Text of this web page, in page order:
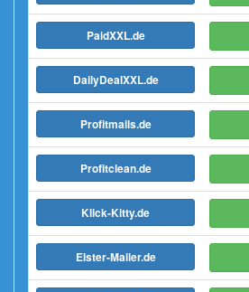
PaidXXL.de
DailyDealXXL.de
Profitmails.de
Profitclean.de
Klick-Kitty.de
Elster-Mailer.de